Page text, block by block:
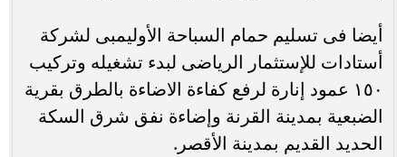
أيضا فى تسليم حمام السباحة الأوليمبى لشركة
أستادات للإستثمار الرياضى لبدء تشغيله وتركيب
١٥٠ عمود إنارة لرفع كفاءة الاضاءة بالطرق بقرية
الضبعية بمدينة القرنة وإضاءة نفق شرق السكة
الحديد القديم بمدينة الأقصر.